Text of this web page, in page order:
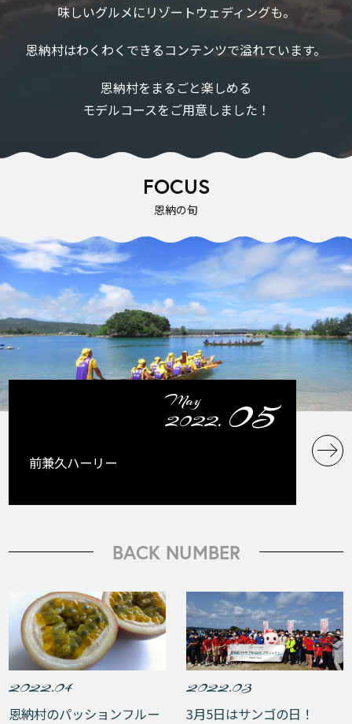
味しいグルメにリゾートウェディングも。
恩納村はわくわくできるコンテンツで溢れています。
恩納村をまるごと楽しめる
モデルコースをご用意しました！
FOCUS
恩納の旬
May
2022. 05
前兼久ハーリー
BACK NUMBER
2022.04
恩納村のパッションフルー
2022.03
3月5日はサンゴの日！